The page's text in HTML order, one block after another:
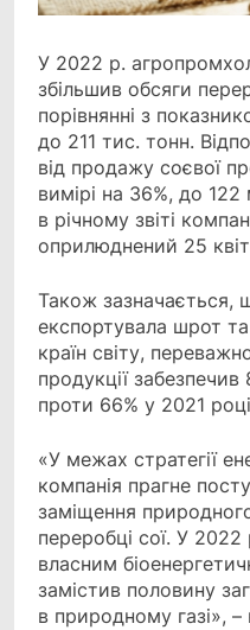
У 2022 р.
збільшив обсяги
порівнянні з
до 211 тис. тонн.
від продажу соєвої
вимірі на 36%, до
в річному звіті
оприлюднений 25
Також зазначається,
експортувала шрот
країн світу,
продукції
проти 66% у 2021
«У межах стратегії
компанія прагне
заміщення
переробці сої. У
власним
замістив половину
в природному газі», –